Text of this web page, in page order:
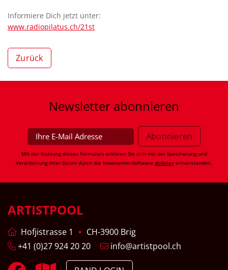
Informiere Dich jetzt unter:
www.radiopilatus.ch/21st
Zurück
Newsletter abonnieren
Mit der Nutzung dieses Formulars erklären Sie sich mit der Speicherung und
Verarbeitung Ihrer Daten durch die Newsletter-Software dodeley einverstanden.
ARTISTPOOL
Hofjistrasse 1
CH-3900 Brig
+41 (0)27 924 20 20
info@artistpool.ch